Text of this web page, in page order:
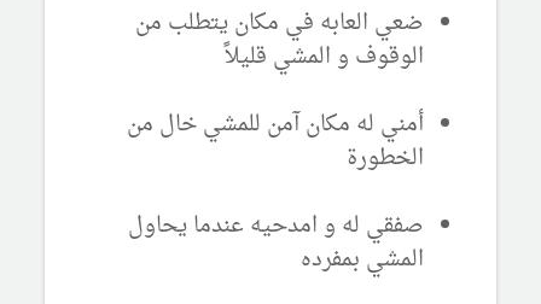
ضعي العابه في مكان يتطلب من
الوقوف و المشي قليلاً
أمني له مكان آمن للمشي خال من
الخطورة
صفقي له و امدحيه عندما يحاول
المشي بمفرده